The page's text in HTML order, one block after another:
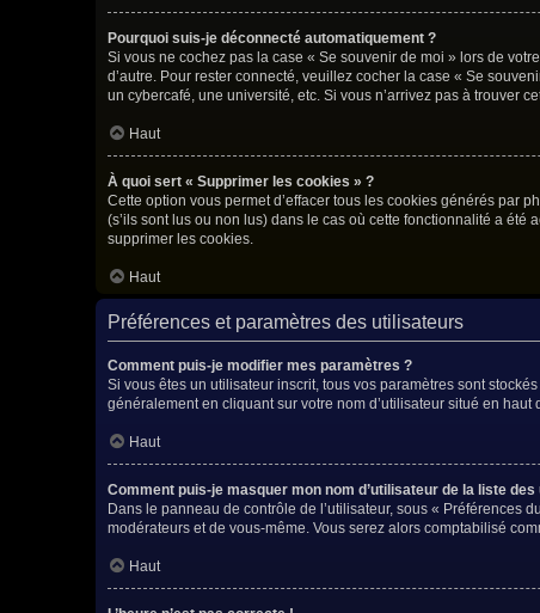
Pourquoi suis-je déconnecté automatiquement ?
Si vous ne cochez pas la case « Se souvenir de moi » lors de
d’autre. Pour rester connecté, veuillez cocher la case « Se
un cybercafé, une université, etc. Si vous n’arrivez pas à trouver
Haut
À quoi sert « Supprimer les cookies » ?
Cette option vous permet d’effacer tous les cookies générés par
(s’ils sont lus ou non lus) dans le cas où cette fonctionnalité a
supprimer les cookies.
Haut
Préférences et paramètres des utilisateurs
Comment puis-je modifier mes paramètres ?
Si vous êtes un utilisateur inscrit, tous vos paramètres sont
généralement en cliquant sur votre nom d’utilisateur situé en
Haut
Comment puis-je masquer mon nom d’utilisateur de la liste
Dans le panneau de contrôle de l’utilisateur, sous « Préférences
modérateurs et de vous-même. Vous serez alors comptabilisé
Haut